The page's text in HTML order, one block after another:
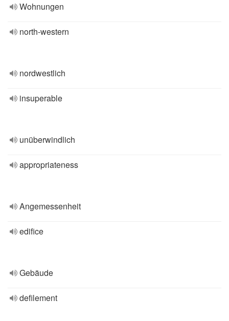
Wohnungen
north-western
nordwestlich
insuperable
unüberwindlich
appropriateness
Angemessenheit
edifice
Gebäude
defilement